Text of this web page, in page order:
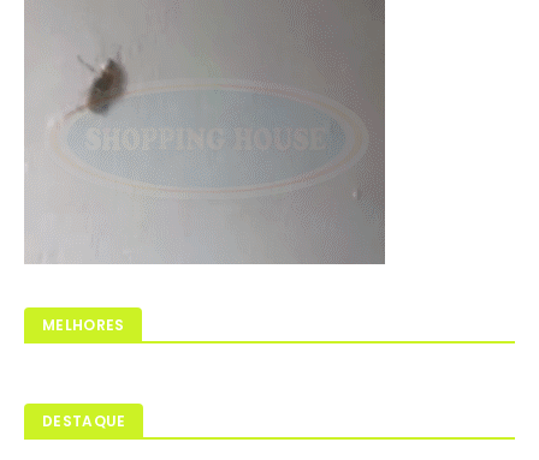
MELHORES
DESTAQUE